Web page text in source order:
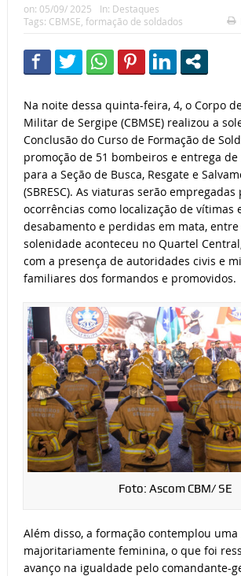
on: 05/09/ 2025 In: Destaques
Tags: CBMSE, formação de soldados
Na noite dessa quinta-feira, 4, o Corpo
Militar de Sergipe (CBMSE) realizou a
Conclusão do Curso de Formação de
promoção de 51 bombeiros e entrega
para a Seção de Busca, Resgate e
(SBRESC). As viaturas serão
ocorrências como localização de vítimas
desabamento e perdidas em mata,
solenidade aconteceu no Quartel
com a presença de autoridades civis e
familiares dos formandos e promovidos.
Foto: Ascom CBM/ SE
Além disso, a formação contemplou
majoritariamente feminina, o que foi
avanço na igualdade pelo comandante-